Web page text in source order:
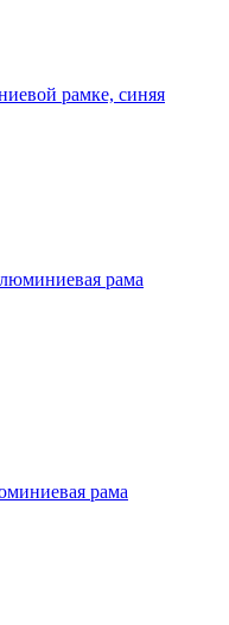
рамке, синяя
рама
рама